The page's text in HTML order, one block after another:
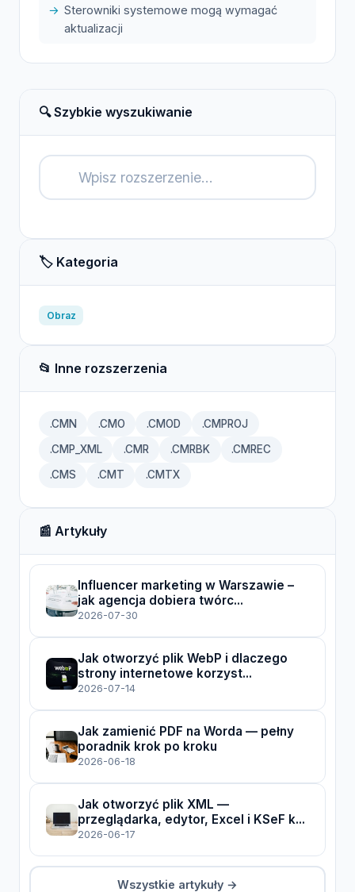
Sterowniki systemowe mogą wymagać
aktualizacji
🔍 Szybkie wyszukiwanie
🏷️ Kategoria
Obraz
📂 Inne rozszerzenia
.CMN .CMO .CMOD .CMPROJ
.CMP_XML .CMR .CMRBK .CMREC
.CMS .CMT .CMTX
📰 Artykuły
Influencer marketing w Warszawie –
jak agencja dobiera twórc...
2026-07-30
Jak otworzyć plik WebP i dlaczego
strony internetowe korzyst...
2026-07-14
Jak zamienić PDF na Worda — pełny
poradnik krok po kroku
2026-06-18
Jak otworzyć plik XML —
przeglądarka, edytor, Excel i KSeF k...
2026-06-17
Wszystkie artykuły →